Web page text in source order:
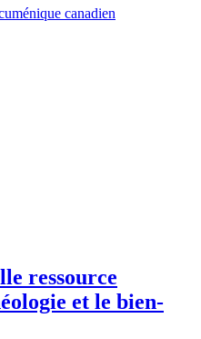
canadien
ressource
et le bien-